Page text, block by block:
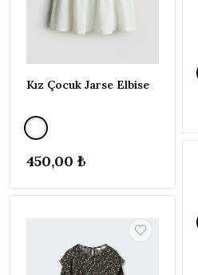
6-7
YAŞ
(116-
YAŞ
128CM)
8-9
(128-
140CM)
10-11
Kız Çocuk Jarse Elbise
450,00 ₺